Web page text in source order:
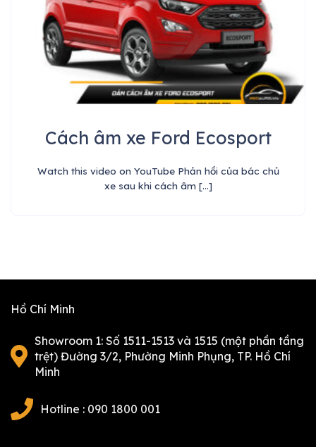
Cách âm xe Ford Ecosport
Watch this video on YouTube Phản hồi của bác chủ
xe sau khi cách âm [...]
Hồ Chí Minh
Showroom 1: Số 1511-1513 và 1515 (một phần tầng
trệt) Đường 3/2, Phường Minh Phụng, TP. Hồ Chí
Minh
Hotline : 090 1800 001